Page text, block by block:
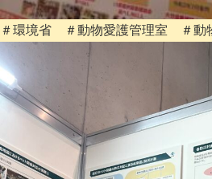
＃環境省 ＃動物愛護管理室 ＃動